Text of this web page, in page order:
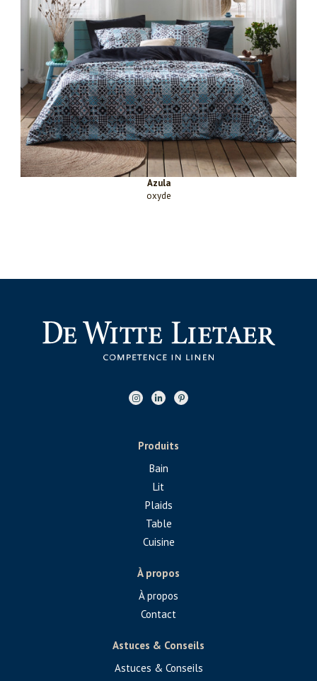
Azula
oxyde
Produits
Bain
Lit
Plaids
Table
Cuisine
À propos
À propos
Contact
Astuces & Conseils
Astuces & Conseils